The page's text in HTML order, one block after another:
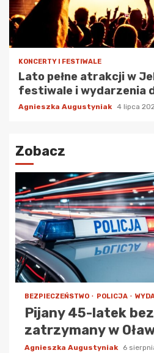
KONCERTY I FESTIWALE
Lato pełne atrakcji w
festiwale i wydarzenia
Agnieszka Augustyniak 4 lipca
Zobacz
BEZPIECZEŃSTWO POLICJA
Pijany 45-latek
zatrzymany w
Agnieszka Augustyniak 6